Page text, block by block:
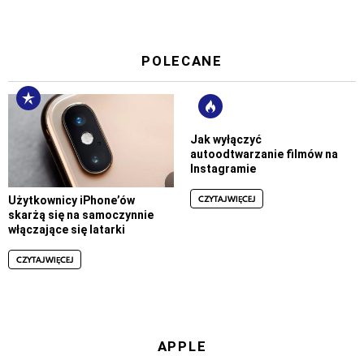
POLECANE
Użytkownicy iPhone’ów
skarżą się na samoczynnie
włączające się latarki
CZYTAJ WIĘCEJ
Jak wyłączyć
autoodtwarzanie filmów na
Instagramie
CZYTAJ WIĘCEJ
APPLE